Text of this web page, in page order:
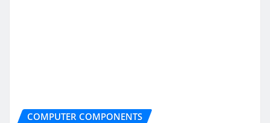
COMPUTER COMPONENTS